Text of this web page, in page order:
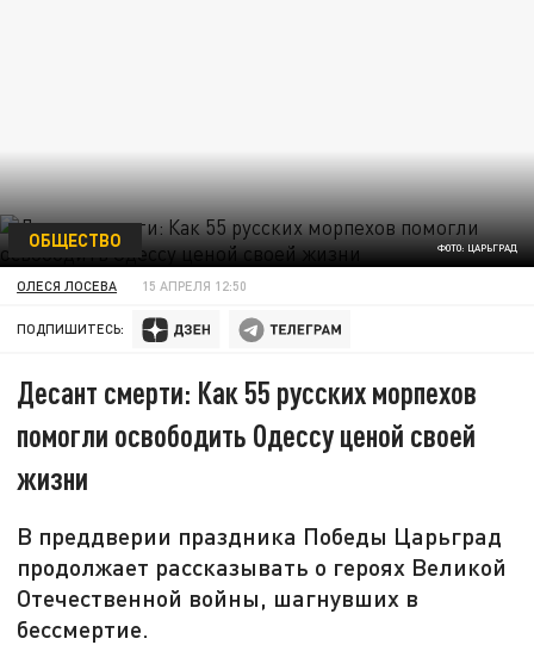
ФОТО: ЦАРЬГРАД
ОБЩЕСТВО
ОЛЕСЯ ЛОСЕВА 15 АПРЕЛЯ 12:50
ПОДПИШИТЕСЬ:
Десант смерти: Как 55 русских морпехов
помогли освободить Одессу ценой своей
жизни
В преддверии праздника Победы Царьград
продолжает рассказывать о героях Великой
Отечественной войны, шагнувших в
бессмертие.